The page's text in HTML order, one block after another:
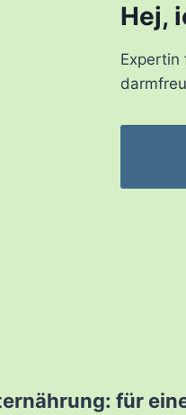
Hej,
Expertin
für